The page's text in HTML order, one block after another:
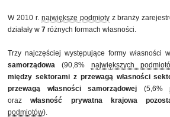
W 2010 r. największe podmiotyz branży
działały w 7 różnych formach własności.
Trzy najczęściej występujące formy własności
samorządowa (90,8% największych
między sektorami z przewagą własności
przewagą własności samorządowej (5,6%
orazwłasność prywatna krajowa
podmiotów).